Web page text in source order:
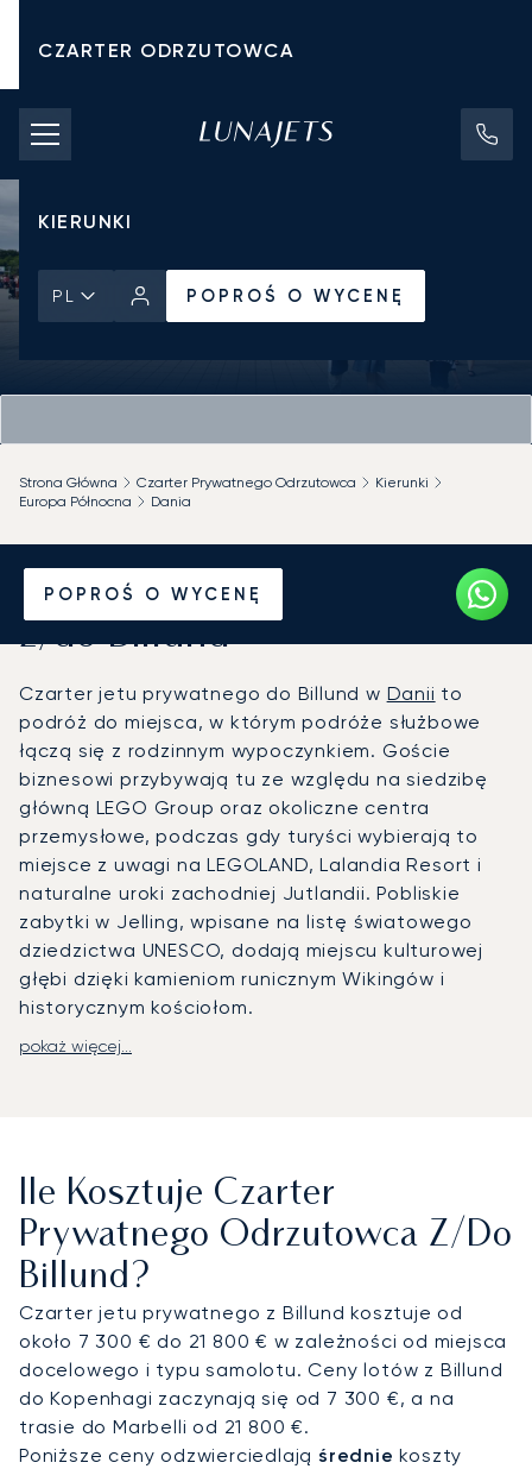
CZARTER ODRZUTOWCA
KOSZTY CZARTERU
PRYWATNE ODRZUTOWCE
KIERUNKI
PL POPROŚ O WYCENĘ
POPROŚ O WYCENĘ
Strona Główna Czarter Prywatnego Odrzutowca
Kierunki
Europa Północna
Dania
Wynajmij jet prywatny
z/do Billund
Czarter jetu prywatnego do Billund w Danii to
podróż do miejsca, w którym podróże służbowe
łączą się z rodzinnym wypoczynkiem. Goście
biznesowi przybywają tu ze względu na siedzibę
główną LEGO Group oraz okoliczne centra
przemysłowe, podczas gdy turyści wybierają to
miejsce z uwagi na LEGOLAND, Lalandia Resort i
naturalne uroki zachodniej Jutlandii. Pobliskie
zabytki w Jelling, wpisane na listę światowego
dziedzictwa UNESCO, dodają miejscu kulturowej
głębi dzięki kamieniom runicznym Wikingów i
historycznym kościołom.
LunaJets organizuje loty bezpośrednio na lotnisko
kolei lokalne kluby golfowe, takie jak Gyttegård i
Lübker, znajdują się w zasięgu ręki. Niezależnie od
tego, czy celem Państwa podróży jest spotkanie
biznesowe, rodzinna wizyta w LEGOLANDzie, czy
prywatna runda golfa, zorganizujemy transport
idealnie dopasowany do Państwa planu.
Dzięki dwudziestoletniemu doświadczeniu
LunaJets jest pierwszym europejskim brokerem
czarterowym, który otrzymał certyfikat Argus®, co
pokaż więcej...
Ile Kosztuje Czarter
Prywatnego Odrzutowca Z/do
Billund?
Czarter jetu prywatnego z Billund kosztuje od
około 7 300 € do 21 800 € w zależności od miejsca
docelowego i typu samolotu. Ceny lotów z Billund
do Kopenhagi zaczynają się od 7 300 €, a na
trasie do Marbelli od 21 800 €.
Poniższe ceny odzwierciedlają średnie koszty